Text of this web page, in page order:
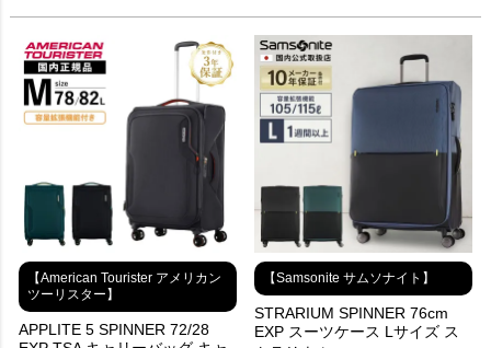
【American Tourister アメリカン
ツーリスター】
APPLITE 5 SPINNER 72/28
【Samsonite サムソナイト】
STRARIUM SPINNER 76cm
EXP スーツケース Lサイズ ス